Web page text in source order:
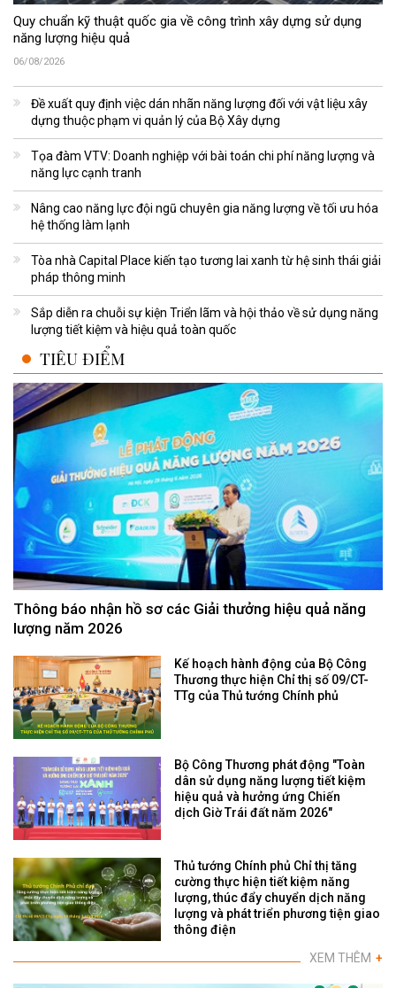
Quy chuẩn kỹ thuật quốc gia về công trình xây dựng sử dụng
năng lượng hiệu quả
06/08/2026
Đề xuất quy định việc dán nhãn năng lượng đối với vật liệu xây
dựng thuộc phạm vi quản lý của Bộ Xây dựng
Tọa đàm VTV: Doanh nghiệp với bài toán chi phí năng lượng và
năng lực cạnh tranh
Nâng cao năng lực đội ngũ chuyên gia năng lượng về tối ưu hóa
hệ thống làm lạnh
Tòa nhà Capital Place kiến tạo tương lai xanh từ hệ sinh thái giải
pháp thông minh
Sắp diễn ra chuỗi sự kiện Triển lãm và hội thảo về sử dụng năng
lượng tiết kiệm và hiệu quả toàn quốc
TIÊU ĐIỂM
Thông báo nhận hồ sơ các Giải thưởng hiệu quả năng
lượng năm 2026
Kế hoạch hành động của Bộ Công
Thương thực hiện Chỉ thị số 09/CT-
TTg của Thủ tướng Chính phủ
Bộ Công Thương phát động "Toàn
dân sử dụng năng lượng tiết kiệm
hiệu quả và hưởng ứng Chiến
dịch Giờ Trái đất năm 2026"
Thủ tướng Chính phủ Chỉ thị tăng
cường thực hiện tiết kiệm năng
lượng, thúc đẩy chuyển dịch năng
lượng và phát triển phương tiện giao
thông điện
XEM THÊM +